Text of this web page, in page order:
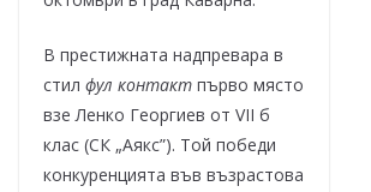
В престижната надпревара в
стил фул контакт първо място
взе Ленко Георгиев от VII б
клас (СК „Аякс”). Той победи
конкуренцията във възрастова